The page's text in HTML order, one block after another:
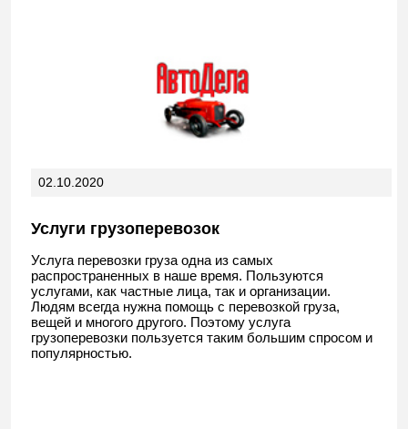
02.10.2020
Услуги грузоперевозок
Услуга перевозки груза одна из самых
распространенных в наше время. Пользуются
услугами, как частные лица, так и организации.
Людям всегда нужна помощь с перевозкой груза,
вещей и многого другого. Поэтому услуга
грузоперевозки пользуется таким большим спросом и
популярностью.